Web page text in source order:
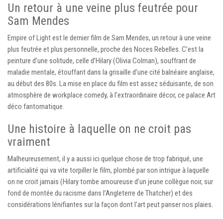
Un retour à une veine plus feutrée pour
Sam Mendes
Empire of Light est le dernier film de Sam Mendes, un retour à une veine
plus feutrée et plus personnelle, proche des Noces Rebelles. C’est la
peinture d’une solitude, celle d’Hilary (Olivia Colman), souffrant de
maladie mentale, étouffant dans la grisaille d’une cité balnéaire anglaise,
au début des 80s. La mise en place du film est assez séduisante, de son
atmosphère de workplace comedy, à l’extraordinaire décor, ce palace Art
déco fantomatique.
Une histoire à laquelle on ne croit pas
vraiment
Malheureusement, il y a aussi ici quelque chose de trop fabriqué, une
artificialité qui va vite torpiller le film, plombé par son intrigue à laquelle
on ne croit jamais (Hilary tombe amoureuse d’un jeune collègue noir, sur
fond de montée du racisme dans l’Angleterre de Thatcher) et des
considérations lénifiantes sur la façon dont l’art peut panser nos plaies.